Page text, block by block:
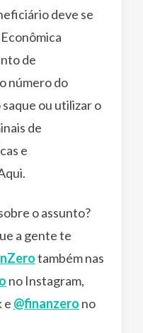
deve se
de
número do
ou utilizar o
de
e
o assunto?
a gente te
também nas
no Instagram,
e @finanzero no